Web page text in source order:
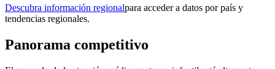
Descubra información regionalpara acceder a datos por país y
tendencias regionales.
Panorama competitivo